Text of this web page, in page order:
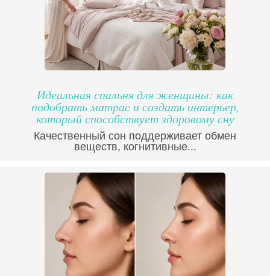
Идеальная спальня для женщины: как
подобрать матрас и создать интерьер,
который способствует здоровому сну
Качественный сон поддерживает обмен
веществ, когнитивные...